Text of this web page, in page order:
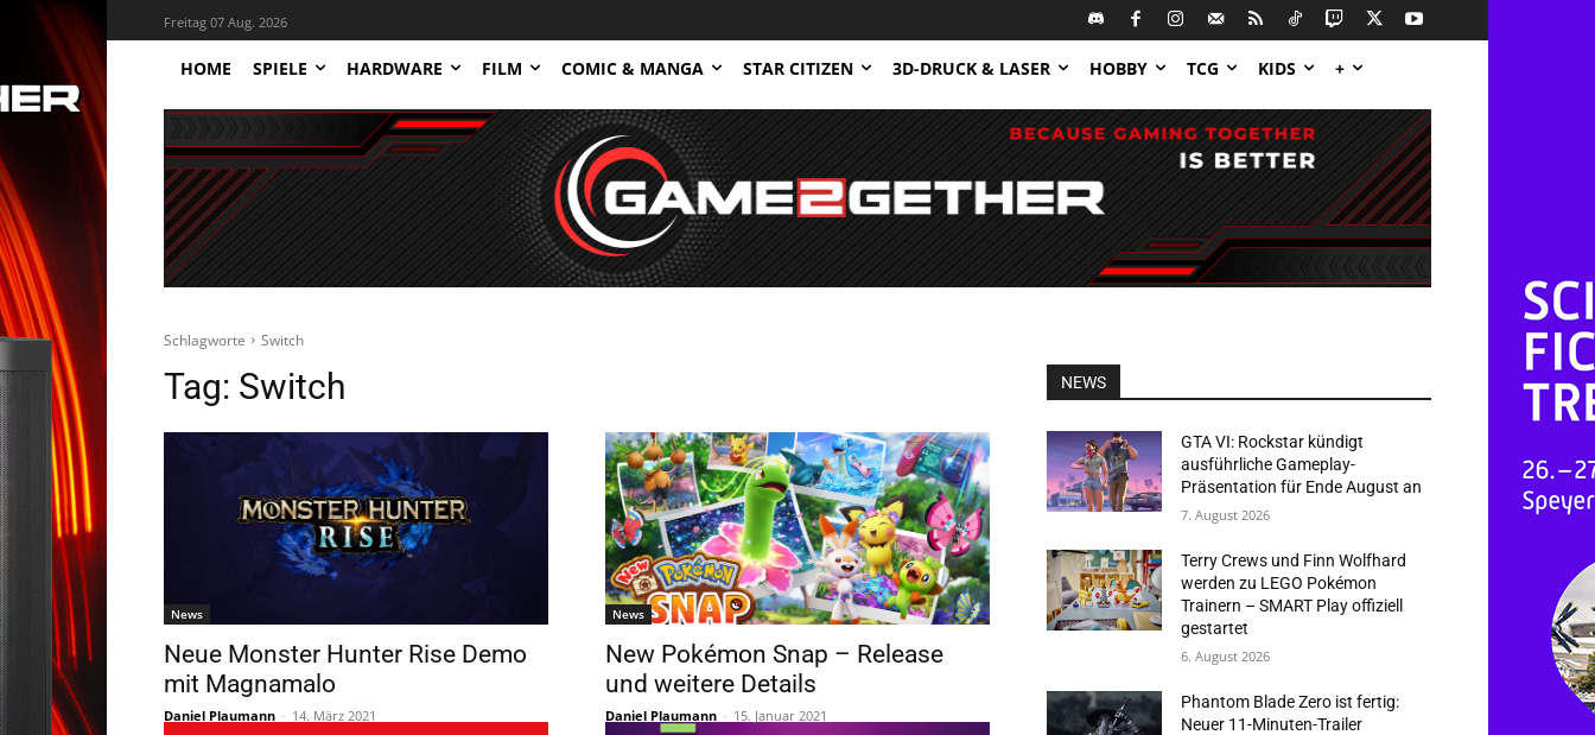
Freitag 07 Aug. 2026
HOME SPIELE HARDWARE FILM COMIC & MANGA STAR CITIZEN 3D-DRUCK & LASER HOBBY TCG KIDS +
Schlagworte Switch
Tag: Switch
News
Neue Monster Hunter Rise Demo
mit Magnamalo
Daniel Plaumann - 14. März 2021
News
New Pokémon Snap – Release
und weitere Details
Daniel Plaumann - 15. Januar 2021
NEWS
GTA VI: Rockstar kündigt
ausführliche Gameplay-
Präsentation für Ende August an
7. August 2026
Terry Crews und Finn Wolfhard
werden zu LEGO Pokémon
Trainern – SMART Play offiziell
gestartet
6. August 2026
Phantom Blade Zero ist fertig:
Neuer 11-Minuten-Trailer